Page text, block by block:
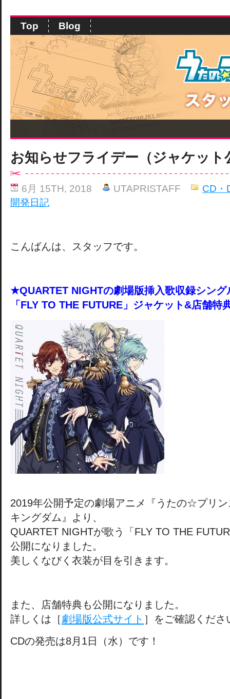
Top Blog
お知らせフライデー（ジャケット
6月 15TH, 2018 UTAPRISTAFF
CD・
開発日記
こんばんは、スタッフです。
★QUARTET NIGHTの劇場版挿入歌収録シング
「FLY TO THE FUTURE」ジャケット&店舗特
2019年公開予定の劇場アニメ『うたの☆プリ
キングダム』より、
QUARTET NIGHTが歌う「FLY TO THE
公開になりました。
美しくなびく衣装が目を引きます。
また、店舗特典も公開になりました。
詳しくは［劇場版公式サイト ］をご確認くださ
CDの発売は8月1日（水）です！